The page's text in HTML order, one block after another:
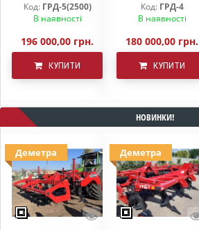
Код: ГРД-5(2500)
В наявності
196 000,00 грн.
КУПИТИ
Код: ГРД-4
В наявності
180 000,00 грн.
КУПИТИ
НОВИНКИ!
Деметра Деметра